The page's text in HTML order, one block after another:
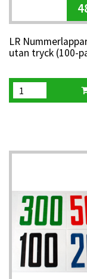
LR
utan tryck (100-